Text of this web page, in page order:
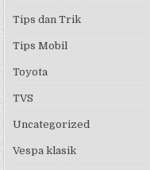
Tips dan Trik
Tips Mobil
Toyota
TVS
Uncategorized
Vespa klasik